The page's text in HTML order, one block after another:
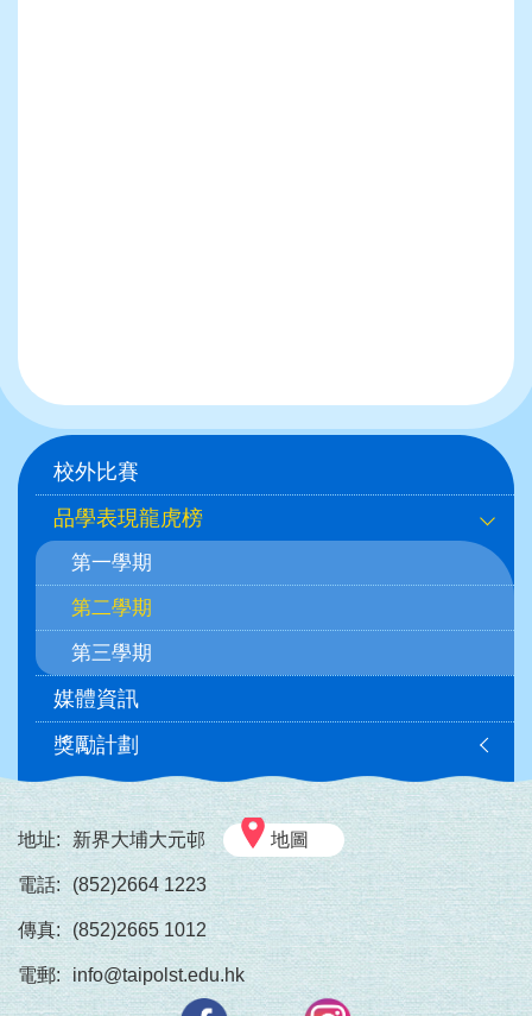
Main
navigation
校外比賽
品學表現龍虎榜
第一學期
第二學期
第三學期
媒體資訊
獎勵計劃
地址: 新界大埔大元邨 地圖
電話: (852)2664 1223
傳真: (852)2665 1012
電郵: info@taipolst.edu.hk